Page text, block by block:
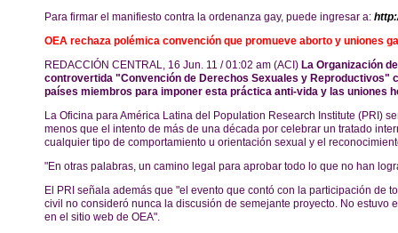
Para firmar el manifiesto contra la ordenanza gay, puede ingresar a:
OEA rechaza polémica convención que promueve aborto y uniones
REDACCIÓN CENTRAL, 16 Jun. 11 / 01:02 am (ACI) La Organización
controvertida "Convención de Derechos Sexuales y Reproductivos"
países miembros para imponer esta práctica anti-vida y las uniones
La Oficina para América Latina del Population Research Institute (PRI)
menos que el intento de más de una década por celebrar un tratado
cualquier tipo de comportamiento u orientación sexual y el
"En otras palabras, un camino legal para aprobar todo lo que no han
El PRI señala además que "el evento que contó con la participación de
civil no consideró nunca la discusión de semejante proyecto. No
en el sitio web de OEA".